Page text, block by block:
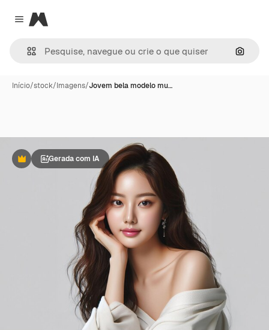
Close menu
Magnific
Início/stock/Imagens/Jovem bela modelo mu…
PremiumGerada com IA